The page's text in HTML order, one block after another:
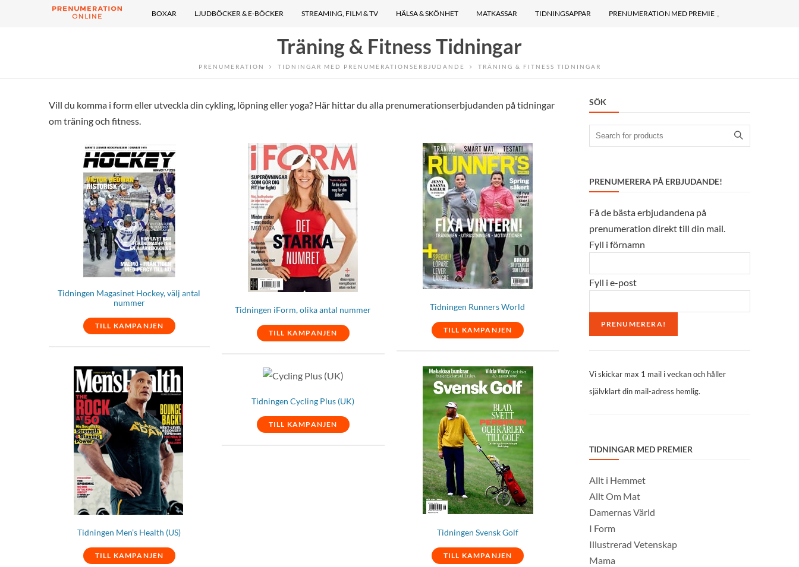
BOXAR LJUDBÖCKER & E-BÖCKER STREAMING, FILM & TV HÄLSA & SKÖNHET MATKASSAR TIDNINGSAPPAR PRENUMERATION MED PREMIE
Träning & Fitness Tidningar
PRENUMERATION TIDNINGAR MED PRENUMERATIONSERBJUDANDE TRÄNING & FITNESS TIDNINGAR
Vill du komma i form eller utveckla din cykling, löpning eller yoga? Här hittar du alla prenumerationserbjudanden på tidningar
om träning och fitness.
Tidningen Magasinet Hockey, välj antal
nummer
TILL KAMPANJEN
Tidningen iForm, olika antal nummer
TILL KAMPANJEN
Tidningen Runners World
TILL KAMPANJEN
Tidningen Men’s Health (US)
TILL KAMPANJEN
Tidningen Cycling Plus (UK)
TILL KAMPANJEN
Tidningen Svensk Golf
TILL KAMPANJEN
SÖK
Search
for:
PRENUMERERA PÅ ERBJUDANDE!
Få de bästa erbjudandena på
prenumeration direkt till din mail.
Fyll i förnamn
Fyll i e-post
Vi skickar max 1 mail i veckan och håller
självklart din mail-adress hemlig.
TIDNINGAR MED PREMIER
Allt i Hemmet
Allt Om Mat
Damernas Värld
I Form
Illustrerad Vetenskap
Mama